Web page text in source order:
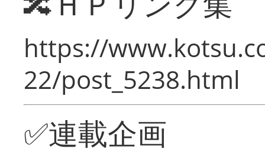
https://
22/post_5238.html
✅連載企画